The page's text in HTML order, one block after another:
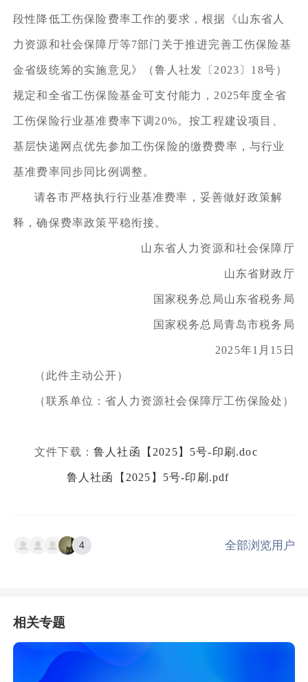
段性降低工伤保险费率工作的要求，根据《山东省人
力资源和社会保障厅等7部门关于推进完善工伤保险基
金省级统筹的实施意见》（鲁人社发〔2023〕18号）
规定和全省工伤保险基金可支付能力，2025年度全省
工伤保险行业基准费率下调20%。按工程建设项目、
基层快递网点优先参加工伤保险的缴费费率，与行业
基准费率同步同比例调整。
请各市严格执行行业基准费率，妥善做好政策解
释，确保费率政策平稳衔接。
山东省人力资源和社会保障厅
山东省财政厅
国家税务总局山东省税务局
国家税务总局青岛市税务局
2025年1月15日
（此件主动公开）
（联系单位：省人力资源社会保障厅工伤保险处）
文件下载：鲁人社函【2025】5号-印刷.doc
鲁人社函【2025】5号-印刷.pdf
4 全部浏览用户
相关专题